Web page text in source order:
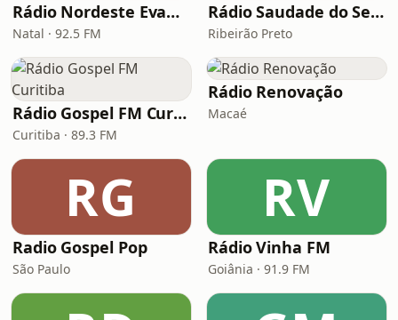
Rádio Nordeste Evangélica
Natal · 92.5 FM
Rádio Saudade do Sertão
Ribeirão Preto
Rádio Gospel FM Curitiba
Curitiba · 89.3 FM
Rádio Renovação
Macaé
RG
Radio Gospel Pop
São Paulo
RV
Rádio Vinha FM
Goiânia · 91.9 FM